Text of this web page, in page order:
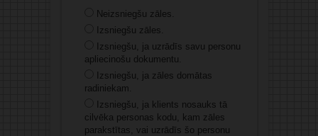
Neizsniegšu zāles.
Izsniegšu zāles.
Izsniegšu, ja uzrādīs savu personu
apliecinošu dokumentu.
Izsniegšu, ja zāles domātas
radiniekam.
Izsniegšu, ja klients nosauks tā
cilvēka personas kodu, kam zāles
parakstītas, vai uzrādīs šo personu